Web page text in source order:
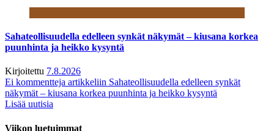
Sahateollisuudella edelleen synkät näkymät – kiusana korkea
puunhinta ja heikko kysyntä
Kirjoitettu 7.8.2026
Ei kommentteja artikkeliin Sahateollisuudella edelleen synkät
näkymät – kiusana korkea puunhinta ja heikko kysyntä
Lisää uutisia
Viikon luetuimmat